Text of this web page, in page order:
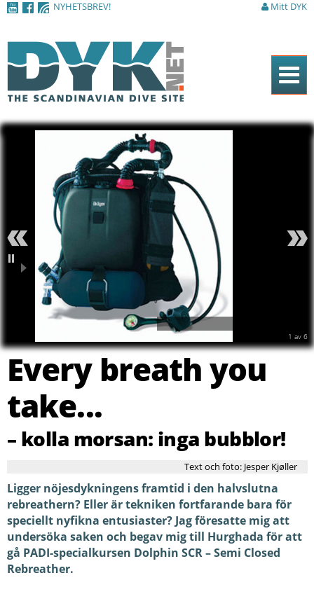
NYHETSBREV! Mitt DYK
Hem
Tidningen
Artiklar
DYK Guiden
Shop
Kontakt
Sök
Föregående
2 av 6
Every breath you
take...
– kolla morsan: inga bubblor!
Text och foto: Jesper Kjøller
Ligger nöjesdykningens framtid i den halvslutna
rebreathern? Eller är tekniken fortfarande bara för
speciellt nyfikna entusiaster? Jag föresatte mig att
undersöka saken och begav mig till Hurghada för att
gå PADI-specialkursen Dolphin SCR – Semi Closed
Rebreather.